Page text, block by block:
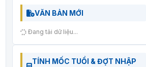
VĂN BẢN MỚI
Đang tải dữ liệu...
TÍNH MỐC TUỔI & ĐỢT NHẬP